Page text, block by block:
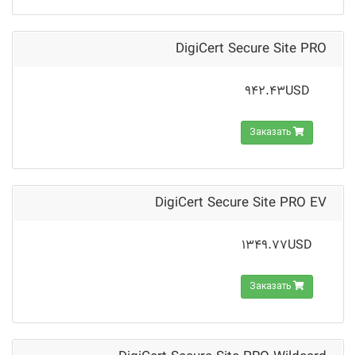
DigiCert Secure Site PRO
942.43USD
Заказать
DigiCert Secure Site PRO EV
1349.77USD
Заказать